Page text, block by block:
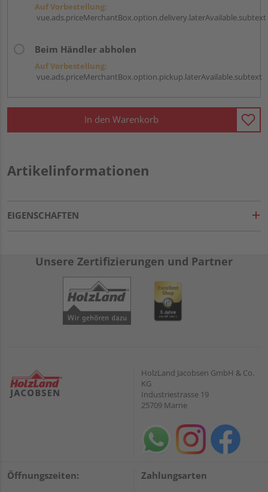
Auf Vorbestellung:
vue.ads.priceMerchantBox.option.delivery.laterAvailable.subtext
Beim Händler abholen
Auf Vorbestellung:
vue.ads.priceMerchantBox.option.pickup.laterAvailable.subtext
In den Warenkorb
Artikelinformationen
EIGENSCHAFTEN
Unsere Zertifizierungen und Partner
HolzLand Jacobsen GmbH & Co.
KG
Industriestrasse 19
25709 Marne
Öffnungszeiten: Zahlungsarten